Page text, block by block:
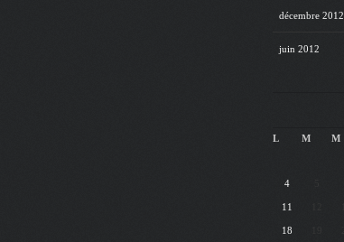
décembre 2012
juin 2012
L M M
4
11
18